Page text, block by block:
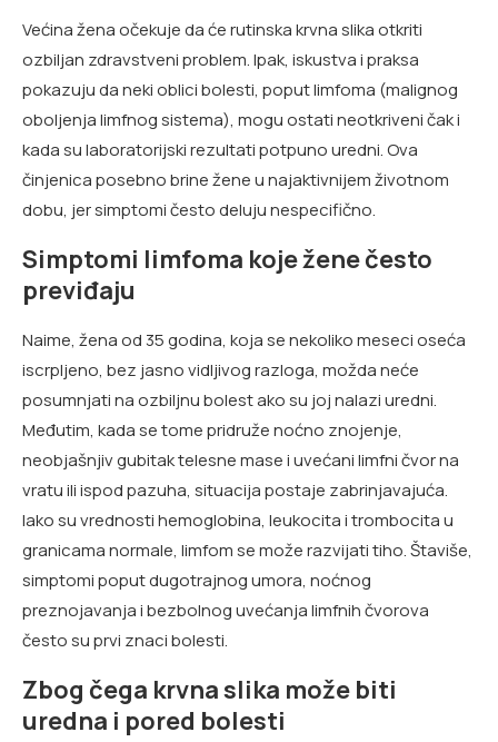
Većina žena očekuje da će rutinska krvna slika otkriti
ozbiljan zdravstveni problem. Ipak, iskustva i praksa
pokazuju da neki oblici bolesti, poput limfoma (malignog
oboljenja limfnog sistema), mogu ostati neotkriveni čak i
kada su laboratorijski rezultati potpuno uredni. Ova
činjenica posebno brine žene u najaktivnijem životnom
dobu, jer simptomi često deluju nespecifično.
Simptomi limfoma koje žene često
previđaju
Naime, žena od 35 godina, koja se nekoliko meseci oseća
iscrpljeno, bez jasno vidljivog razloga, možda neće
posumnjati na ozbiljnu bolest ako su joj nalazi uredni.
Međutim, kada se tome pridruže noćno znojenje,
neobjašnjiv gubitak telesne mase i uvećani limfni čvor na
vratu ili ispod pazuha, situacija postaje zabrinjavajuća.
Iako su vrednosti hemoglobina, leukocita i trombocita u
granicama normale, limfom se može razvijati tiho. Štaviše,
simptomi poput dugotrajnog umora, noćnog
preznojavanja i bezbolnog uvećanja limfnih čvorova
često su prvi znaci bolesti.
Zbog čega krvna slika može biti
uredna i pored bolesti